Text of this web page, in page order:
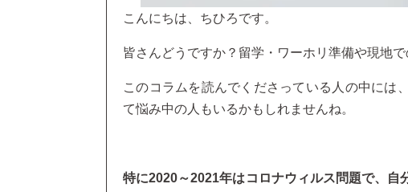
こんにちは、ちひろです。
皆さんどうですか？留学・ワーホリ準備や現地
このコラムを読んでくださっている人の中には
て悩み中の人もいるかもしれませんね。
特に2020～2021年はコロナウィルス問題で、自